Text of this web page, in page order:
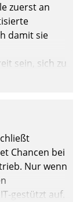
zuerst an
damit sie
sein, sich zu
sie an ihr
Chancen bei
Nur wenn
gestützt auf.